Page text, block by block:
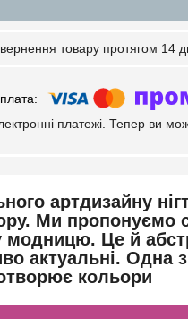
товару протягом 14
платежі. Тепер ви
артдизайну
Ми пропонуємо
Це й
актуальні. Одна
кольори